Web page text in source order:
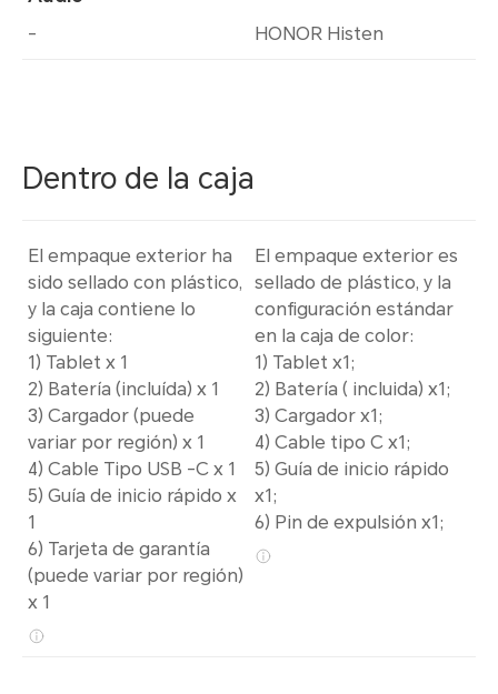
- HONOR Histen
Dentro de la caja
El empaque exterior ha
sido sellado con plástico,
y la caja contiene lo
siguiente:
1) Tablet x 1
2) Batería (incluída) x 1
3) Cargador (puede
variar por región) x 1
4) Cable Tipo USB -C x 1
5) Guía de inicio rápido x
1
6) Tarjeta de garantía
(puede variar por región)
x 1
El empaque exterior es
sellado de plástico, y la
configuración estándar
en la caja de color:
1) Tablet x1;
2) Batería ( incluida) x1;
3) Cargador x1;
4) Cable tipo C x1;
5) Guía de inicio rápido
x1;
6) Pin de expulsión x1;